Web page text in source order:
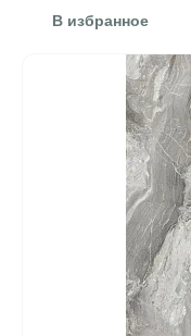
В избранное